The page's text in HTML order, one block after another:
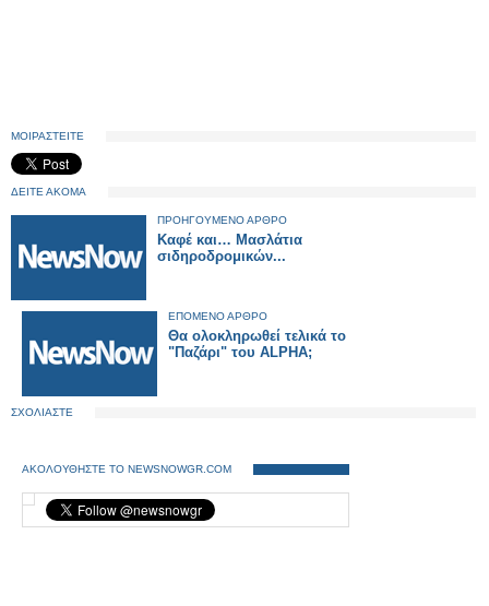
ΜΟΙΡΑΣΤΕΙΤΕ
ΔΕΙΤΕ ΑΚΟΜΑ
ΠΡΟΗΓΟΥΜΕΝΟ ΑΡΘΡΟ
Καφέ και… Μασλάτια
σιδηροδρομικών...
ΕΠΟΜΕΝΟ ΑΡΘΡΟ
Θα ολοκληρωθεί τελικά το
"Παζάρι" του ALPHA;
ΣΧΟΛΙΑΣΤΕ
ΑΚΟΛΟΥΘΗΣΤΕ ΤΟ NEWSNOWGR.COM